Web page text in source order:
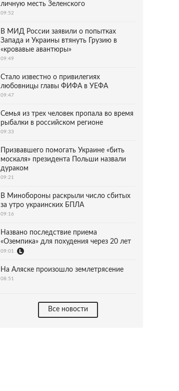
личную месть Зеленского
09:52
В МИД России заявили о попытках
Запада и Украины втянуть Грузию в
«кровавые авантюры»
09:49
Стало известно о привилегиях
любовницы главы ФИФА в УЕФА
09:47
Семья из трех человек пропала во время
рыбалки в российском регионе
09:33
Призвавшего помогать Украине «бить
москаля» президента Польши назвали
дураком
09:21
В Минобороны раскрыли число сбитых
за утро украинских БПЛА
09:16
Названо последствие приема
«Оземпика» для похудения через 20 лет
09:01
На Аляске произошло землетрясение
08:51
Все новости